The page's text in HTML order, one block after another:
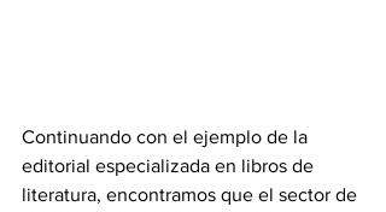
Continuando con el ejemplo de la
editorial especializada en libros de
literatura, encontramos que el sector de